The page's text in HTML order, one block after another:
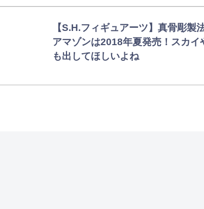
【S.H.フィギュアーツ】真骨彫製
アマゾンは2018年夏発売！スカイ
も出してほしいよね